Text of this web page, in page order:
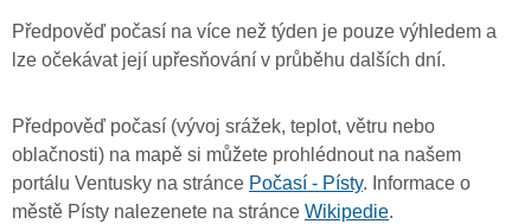
Předpověď počasí na více než týden je pouze výhledem a
lze očekávat její upřesňování v průběhu dalších dní.
Předpověď počasí (vývoj srážek, teplot, větru nebo
oblačnosti) na mapě si můžete prohlédnout na našem
portálu Ventusky na stránce Počasí - Písty. Informace o
městě Písty nalezenete na stránce Wikipedie.